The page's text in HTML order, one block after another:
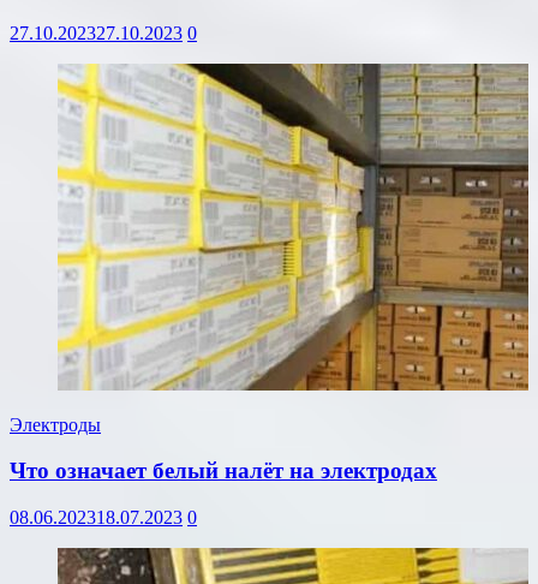
27.10.202327.10.2023 0
Электроды
Что означает белый налёт на электродах
08.06.202318.07.2023 0